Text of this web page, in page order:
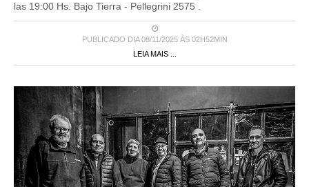
las 19:00 Hs. Bajo Tierra - Pellegrini 2575 .
PUBLICADO DIA 08/11/2025 ÀS 02H52MIN
LEIA MAIS ...